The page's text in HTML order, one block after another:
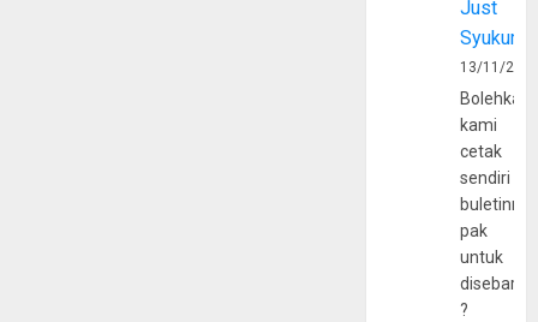
Just
Syukur
13/11/
Bolehkah
kami
cetak
sendiri
pak
untuk
?